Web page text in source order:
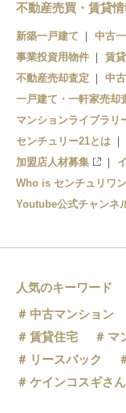
不動産売買・賃貸
新築一戸建て 中古
事業投資用物件
賃
不動産売却査定
中
一戸建て・一軒家売却
マンションライブラリ
センチュリー21とは
加盟店人材募集
Who is センチュリワ
Youtube公式チャンネ
人気のキーワード
中古マンション
賃貸住宅
マ
リースバック
ケインコスギさん